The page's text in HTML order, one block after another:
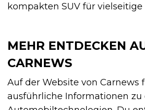
kompakten SUV für vielseitige
MEHR ENTDECKEN
CARNEWS
Auf der Website von Carnews
ausführliche Informationen zu